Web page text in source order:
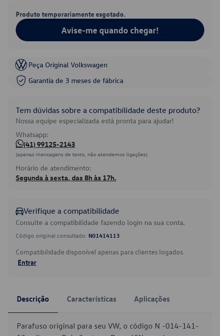
Produto temporariamente esgotado.
Avise-me quando chegar!
Peça Original Volkswagen
Garantia de 3 meses de fábrica
Tem dúvidas sobre a compatibilidade deste produto?
Nossa equipe especializada está pronta para ajudar!
Whatsapp:
(41) 99125-2143
(apenas mensagens de texto, não atendemos ligações)
Horário de atendimento:
Segunda à sexta, das 8h às 17h.
Verifique a compatibilidade
Consulte a compatibilidade fazendo login na sua conta.
Código original consultado: N01414113
Compatibilidade disponível apenas para clientes logados.
Entrar
Descrição Características Aplicações
Parafuso original para seu VW, o código N -014-141-